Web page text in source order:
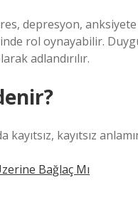
depresyon,
rol oynayabilir.
adlandırılır.
kayıtsız, kayıtsız
Bağlaç Mı